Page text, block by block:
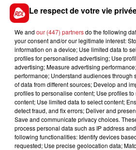
Ajouter à votre
Date 15
Lieu
Le respect de votre vie
We and our (447) partnersdo the following
your consent and/or our legitimate interest:
information on a device; Use limited data to
profiles for personalised advertising; Use
advertising; Measure advertising
performance; Understand audiences through
of data from different sources; Develop and
profiles to personalise content; Use profiles
content; Use limited data to select content;
detect fraud, and fix errors; Deliver and
Save and communicate privacy choices.
process personal data such as IP address
following functionalities: Identify devices
requested; Use precise geolocation data;